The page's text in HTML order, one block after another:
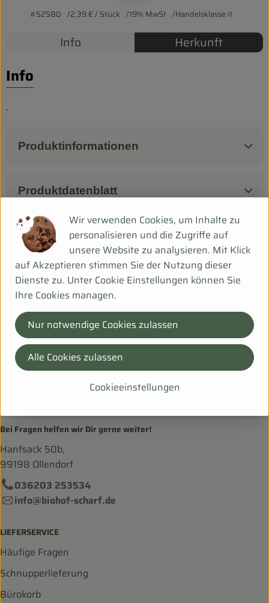
#52580 2,39 €/ Stück 19% MwSt Handelsklasse II
Info Herkunft
Info
.
Produktinformationen
Produktdatenblatt
Herkunft
Hersteller: NYK
CN
Niyok
Bei Fragen helfen wir Dir gerne weiter!
Hanfsack 50b,
99198 Ollendorf
036203 253534
info@biohof-scharf.de
LIEFERSERVICE
Häufige Fragen
Schnupperlieferung
Bürokorb
Wir verwenden Cookies, um Inhalte zu
personalisieren und die Zugriffe auf
unsere Website zu analysieren. Mit Klick
auf Akzeptieren stimmen Sie der Nutzung dieser
Dienste zu. Unter Cookie Einstellungen können Sie
Ihre Cookies managen.
Cookieeinstellungen
Nur notwendige Cookies zulassen
Alle Cookies zulassen